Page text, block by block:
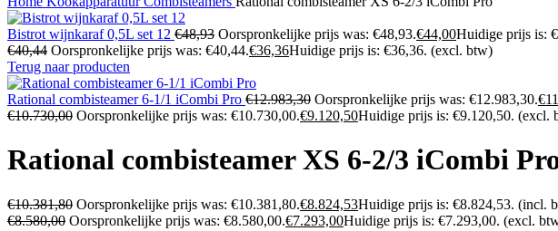
Bistrot wijnkaraf 0,5L set 12 €48,93 Oorspronkelijke prijs was: €48,93.€44,00Huidige prijs is:
€40,44 Oorspronkelijke prijs was: €40,44.€36,36Huidige prijs is: €36,36. (excl. btw)
Terug naar producten
Rational combisteamer 6-1/1 iCombi Pro €12.983,30 Oorspronkelijke prijs was: €12.983,30.€
€10.730,00 Oorspronkelijke prijs was: €10.730,00.€9.120,50Huidige prijs is: €9.120,50. (excl.
Rational combisteamer XS 6-2/3 iCombi
€10.381,80 Oorspronkelijke prijs was: €10.381,80.€8.824,53Huidige prijs is: €8.824,53. (incl.
€8.580,00 Oorspronkelijke prijs was: €8.580,00.€7.293,00Huidige prijs is: €7.293,00. (excl.